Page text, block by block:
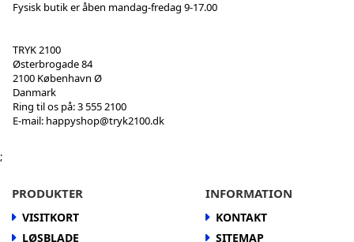
Fysisk butik er åben mandag-fredag 9-17.00
TRYK 2100
Østerbrogade 84
2100 København Ø
Danmark
Ring til os på:3 555 2100
E-mail: happyshop@tryk2100.dk
;
PRODUKTER
VISITKORT
LØSBLADE
INFORMATION
KONTAKT
SITEMAP